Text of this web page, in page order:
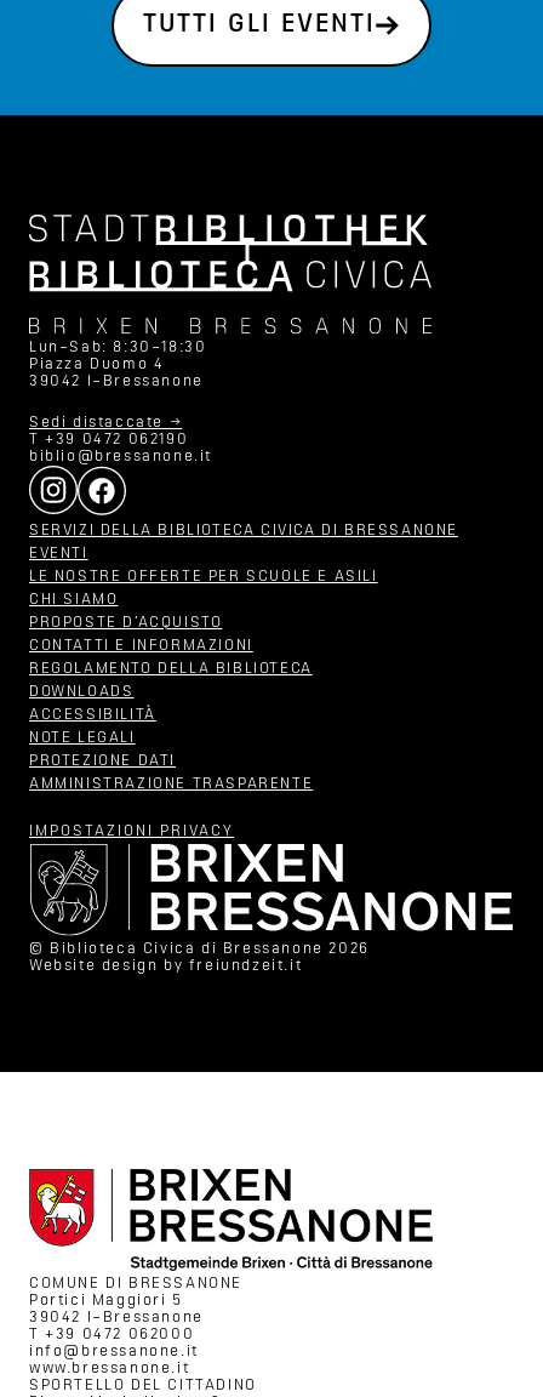
TUTTI GLI EVENTI
Lun–Sab: 8:30–18:30
Piazza Duomo 4
39042 I–Bressanone
Sedi distaccate →
T +39 0472 062190
biblio@bressanone.it
SERVIZI DELLA BIBLIOTECA CIVICA DI BRESSANONE
EVENTI
LE NOSTRE OFFERTE PER SCUOLE E ASILI
CHI SIAMO
PROPOSTE D‘ACQUISTO
CONTATTI E INFORMAZIONI
REGOLAMENTO DELLA BIBLIOTECA
DOWNLOADS
ACCESSIBILITÀ
NOTE LEGALI
PROTEZIONE DATI
AMMINISTRAZIONE TRASPARENTE
IMPOSTAZIONI PRIVACY
© Biblioteca Civica di Bressanone 2026
Website design by freiundzeit.it
COMUNE DI BRESSANONE
Portici Maggiori 5
39042 I–Bressanone
T +39 0472 062000
info@bressanone.it
www.bressanone.it
SPORTELLO DEL CITTADINO